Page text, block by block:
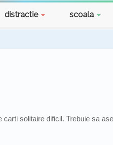
distractie scoala
solitaire dificil. Trebuie sa